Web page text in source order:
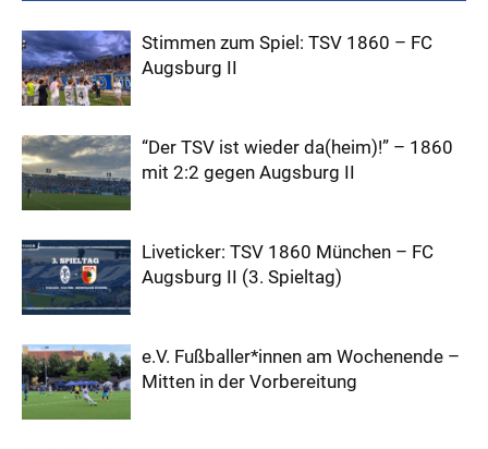
Stimmen zum Spiel: TSV 1860 – FC
Augsburg II
“Der TSV ist wieder da(heim)!” – 1860
mit 2:2 gegen Augsburg II
Liveticker: TSV 1860 München – FC
Augsburg II (3. Spieltag)
e.V. Fußballer*innen am Wochenende –
Mitten in der Vorbereitung